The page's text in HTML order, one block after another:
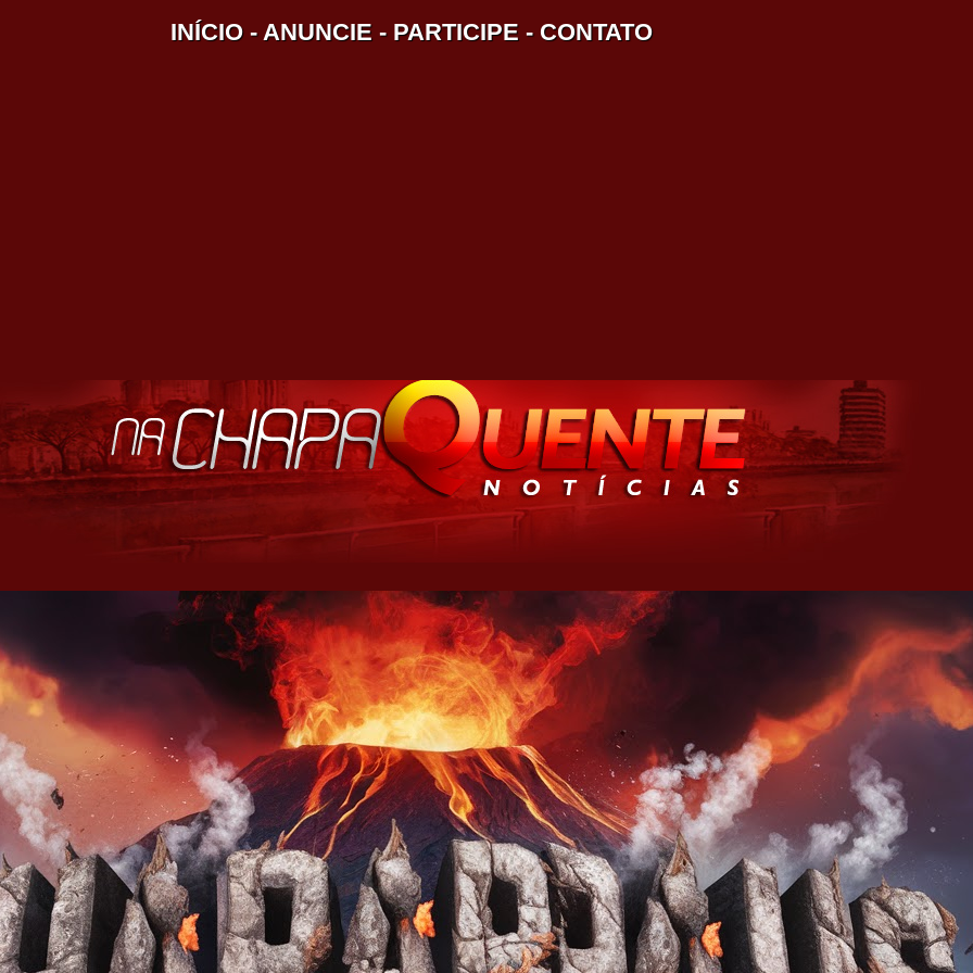
INÍCIO -ANUNCIE - PARTICIPE - CONTATO